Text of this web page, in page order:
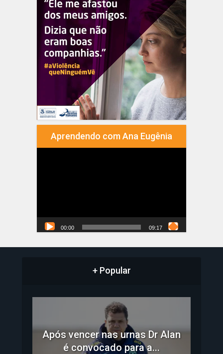
Aprendendo com Ana Eugênia
00:00 09:17
+ Popular
Após vencer nas urnas Dr Alan
é convocado para a...